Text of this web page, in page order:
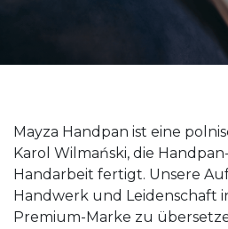
Mayza Handpan ist eine
Karol Wilmański, die
Handarbeit fertigt. Unsere
Handwerk und Leidenschaft
Premium-Marke zu